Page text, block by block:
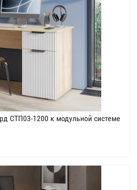
СТП03-1200 к модульной системе